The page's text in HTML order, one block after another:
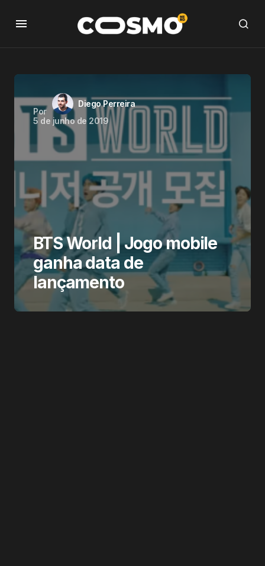
Por
Diego Perreira
5 de junho de 2019
BTS World | Jogo mobile
ganha data de
lançamento